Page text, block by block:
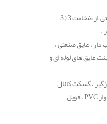
عایق های رولی حراراتی صنعتی از ضخامت 3 ( 3
، عایق صنعتی ،
عایق های لوله ای و
، گسکت کانال
نوار آلومینیومی ، پروتکت ، نوار PVC ، فویل